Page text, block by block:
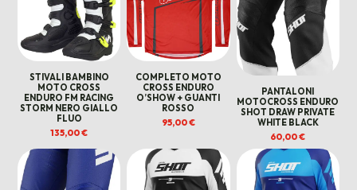
STIVALI BAMBINO
MOTO CROSS
ENDURO FM RACING
STORM NERO GIALLO
FLUO
135,00€
COMPLETO MOTO
CROSS ENDURO
O’SHOW + GUANTI
ROSSO
95,00€
PANTALONI
MOTOCROSS ENDURO
SHOT DRAW PRIVATE
WHITE BLACK
60,00€